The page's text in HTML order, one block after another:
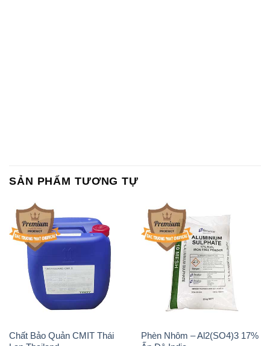
SẢN PHẨM TƯƠNG TỰ
Chất Bảo Quản CMIT Thái
Phèn Nhôm – Al2(SO4)3 17%